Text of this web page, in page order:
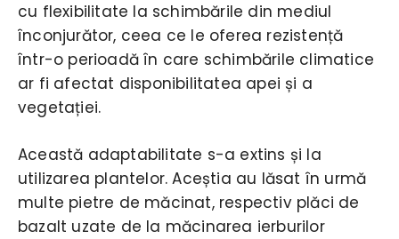
cu flexibilitate la schimbările din mediul
înconjurător, ceea ce le oferea rezistență
într-o perioadă în care schimbările climatice
ar fi afectat disponibilitatea apei și a
vegetației.
Această adaptabilitate s-a extins și la
utilizarea plantelor. Aceștia au lăsat în urmă
multe pietre de măcinat, respectiv plăci de
bazalt uzate de la măcinarea ierburilor